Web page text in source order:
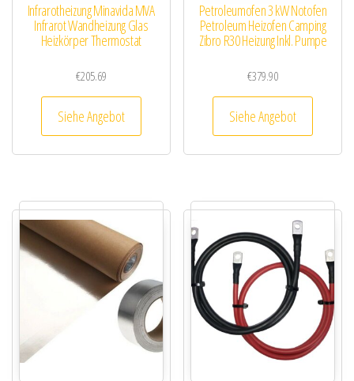
Infrarotheizung Minavida MVA
Infrarot Wandheizung Glas
Heizkörper Thermostat
€205.69
Siehe Angebot
Petroleumofen 3 kW Notofen
Petroleum Heizofen Camping
Zibro R30 Heizung Inkl. Pumpe
€379.90
Siehe Angebot